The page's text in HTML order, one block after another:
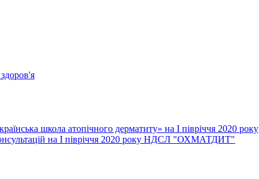
школа атопічного дерматиту» на І півріччя 2020 року
на І півріччя 2020 року НДСЛ "ОХМАТДИТ"